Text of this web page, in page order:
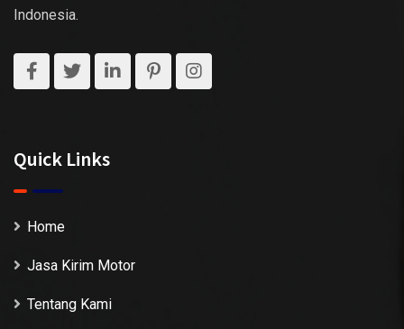
Indonesia.
Quick Links
Home
Jasa Kirim Motor
Tentang Kami